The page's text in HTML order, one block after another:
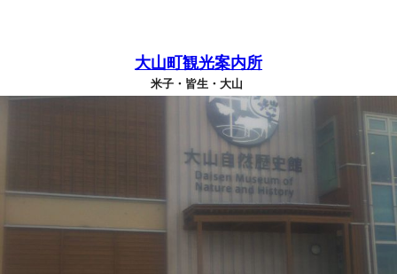
大山町観光案内所
米子・皆生・大山